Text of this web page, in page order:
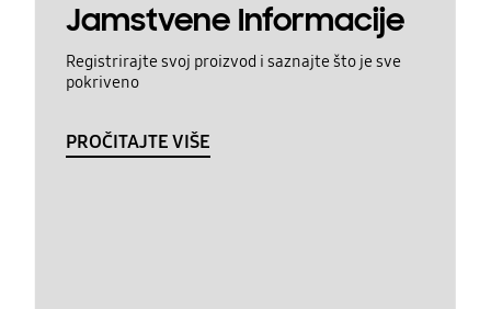
Jamstvene Informacije
Registrirajte svoj proizvod i saznajte što je sve
pokriveno
PROČITAJTE VIŠE